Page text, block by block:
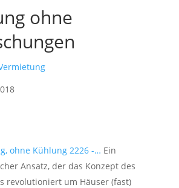
ohne
ohne Kühlung 2226 -… Ein
Ansatz, der das Konzept des
revolutioniert um Häuser (fast)